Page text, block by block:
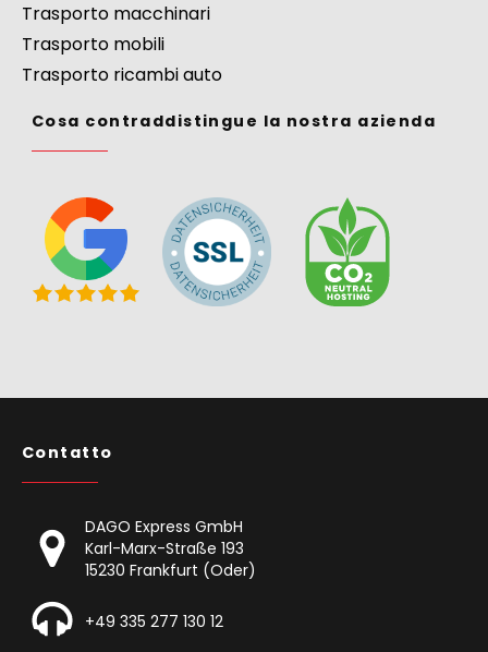
Trasporto macchinari
Trasporto mobili
Trasporto ricambi auto
Cosa contraddistingue la nostra azienda
Contatto
DAGO Express GmbH
Karl-Marx-Straße 193
15230 Frankfurt (Oder)
+49 335 277 130 12